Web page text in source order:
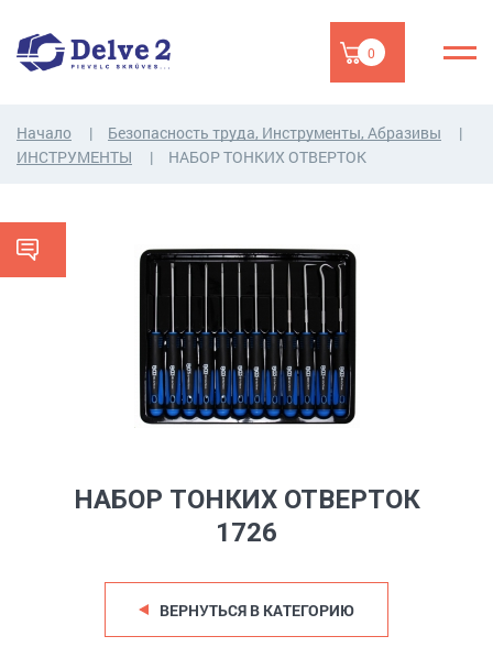
0
Начало
Безопасность труда, Инструменты, Абразивы
ИНСТРУМЕНТЫ
НАБОР ТОНКИХ ОТВЕРТОК
НАБОР ТОНКИХ ОТВЕРТОК
1726
ВЕРНУТЬСЯ В КАТЕГОРИЮ